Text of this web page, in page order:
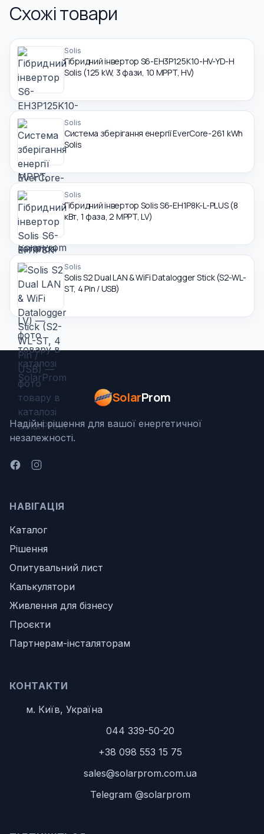
Схожі товари
Solis
Гібридний інвертор S6-EH3P125K10-HV-YD-H
Solis (125 kW, 3 фази, 10 MPPT, HV)
Solis
Система зберігання енергії EverCore-261 kWh
Solis
Solis
Гібридний інвертор Solis S6-EH1P8K-L-PLUS (8
кВт, 1 фаза, 2 MPPT, LV)
Solis
Solis S2 Dual LAN & WiFi Datalogger Stick (S2-WL-
ST, 4 Pin / USB)
SolarProm
Надійні рішення для вашої енергетичної
незалежності.
НАВІГАЦІЯ
Каталог
Рішення
Опитувальний лист
Калькулятори
Живлення для бізнесу
Проєкти
Партнерам-інсталяторам
КОНТАКТИ
м. Київ, Україна
044 339-50-20
+38 098 553 15 75
sales@solarprom.com.ua
Telegram @solarprom